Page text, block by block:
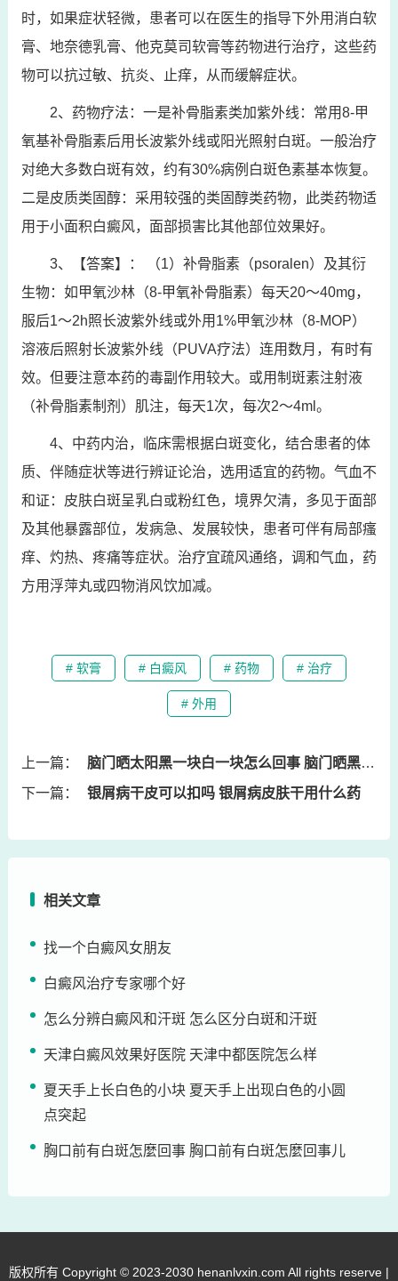
时，如果症状轻微，患者可以在医生的指导下外用消白软
膏、地奈德乳膏、他克莫司软膏等药物进行治疗，这些药
物可以抗过敏、抗炎、止痒，从而缓解症状。
2、药物疗法：一是补骨脂素类加紫外线：常用8-甲
氧基补骨脂素后用长波紫外线或阳光照射白斑。一般治疗
对绝大多数白斑有效，约有30%病例白斑色素基本恢复。
二是皮质类固醇：采用较强的类固醇类药物，此类药物适
用于小面积白癜风，面部损害比其他部位效果好。
3、【答案】： （1）补骨脂素（psoralen）及其衍
生物：如甲氧沙林（8-甲氧补骨脂素）每天20～40mg，
服后1～2h照长波紫外线或外用1%甲氧沙林（8-MOP）
溶液后照射长波紫外线（PUVA疗法）连用数月，有时有
效。但要注意本药的毒副作用较大。或用制斑素注射液
（补骨脂素制剂）肌注，每天1次，每次2～4ml。
4、中药内治，临床需根据白斑变化，结合患者的体
质、伴随症状等进行辨证论治，选用适宜的药物。气血不
和证：皮肤白斑呈乳白或粉红色，境界欠清，多见于面部
及其他暴露部位，发病急、发展较快，患者可伴有局部瘙
痒、灼热、疼痛等症状。治疗宜疏风通络，调和气血，药
方用浮萍丸或四物消风饮加减。
# 软膏 # 白癜风 # 药物 # 治疗
# 外用
上一篇：
脑门晒太阳黑一块白一块怎么回事 脑门晒黑了一直恢复不过来
下一篇：
银屑病干皮可以扣吗 银屑病皮肤干用什么药
相关文章
找一个白癜风女朋友
白癜风治疗专家哪个好
怎么分辨白癜风和汗斑 怎么区分白斑和汗斑
天津白癜风效果好医院 天津中都医院怎么样
夏天手上长白色的小块 夏天手上出现白色的小圆
点突起
胸口前有白斑怎麼回事 胸口前有白斑怎麼回事儿
版权所有 Copyright © 2023-2030 henanlvxin.com All rights reserve |